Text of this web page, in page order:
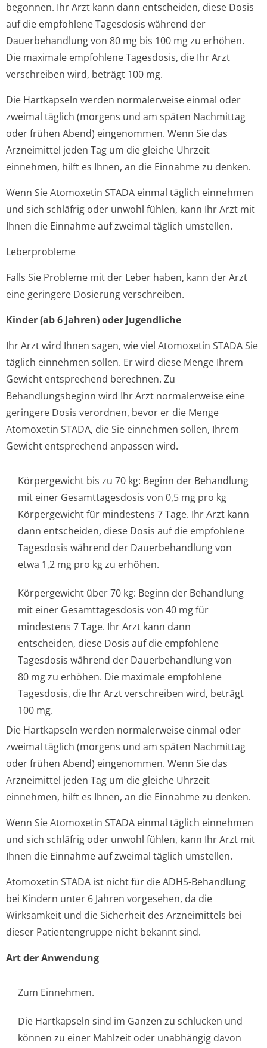
begonnen. Ihr Arzt kann dann entscheiden, diese Dosis
auf die empfohlene Tagesdosis während der
Dauerbehandlung von 80 mg bis 100 mg zu erhöhen.
Die maximale empfohlene Tagesdosis, die Ihr Arzt
verschreiben wird, beträgt 100 mg.
Die Hartkapseln werden normalerweise einmal oder
zweimal täglich (morgens und am späten Nachmittag
oder frühen Abend) eingenommen. Wenn Sie das
Arzneimittel jeden Tag um die gleiche Uhrzeit
einnehmen, hilft es Ihnen, an die Einnahme zu denken.
Wenn Sie Atomoxetin STADA einmal täglich einnehmen
und sich schläfrig oder unwohl fühlen, kann Ihr Arzt mit
Ihnen die Einnahme auf zweimal täglich umstellen.
Leberprobleme
Falls Sie Probleme mit der Leber haben, kann der Arzt
eine geringere Dosierung verschreiben.
Kinder (ab 6 Jahren) oder Jugendliche
Ihr Arzt wird Ihnen sagen, wie viel Atomoxetin STADA Sie
täglich einnehmen sollen. Er wird diese Menge Ihrem
Gewicht entsprechend berechnen. Zu
Behandlungsbeginn wird Ihr Arzt normalerweise eine
geringere Dosis verordnen, bevor er die Menge
Atomoxetin STADA, die Sie einnehmen sollen, Ihrem
Gewicht entsprechend anpassen wird.
Körpergewicht bis zu 70 kg: Beginn der Behandlung
mit einer Gesamttagesdosis von 0,5 mg pro kg
Körpergewicht für mindestens 7 Tage. Ihr Arzt kann
dann entscheiden, diese Dosis auf die empfohlene
Tagesdosis während der Dauerbehandlung von
etwa 1,2 mg pro kg zu erhöhen.
Körpergewicht über 70 kg: Beginn der Behandlung
mit einer Gesamttagesdosis von 40 mg für
mindestens 7 Tage. Ihr Arzt kann dann
entscheiden, diese Dosis auf die empfohlene
Tagesdosis während der Dauerbehandlung von
80 mg zu erhöhen. Die maximale empfohlene
Tagesdosis, die Ihr Arzt verschreiben wird, beträgt
100 mg.
Die Hartkapseln werden normalerweise einmal oder
zweimal täglich (morgens und am späten Nachmittag
oder frühen Abend) eingenommen. Wenn Sie das
Arzneimittel jeden Tag um die gleiche Uhrzeit
einnehmen, hilft es Ihnen, an die Einnahme zu denken.
Wenn Sie Atomoxetin STADA einmal täglich einnehmen
und sich schläfrig oder unwohl fühlen, kann Ihr Arzt mit
Ihnen die Einnahme auf zweimal täglich umstellen.
Atomoxetin STADA ist nicht für die ADHS-Behandlung
bei Kindern unter 6 Jahren vorgesehen, da die
Wirksamkeit und die Sicherheit des Arzneimittels bei
dieser Patientengruppe nicht bekannt sind.
Art der Anwendung
Zum Einnehmen.
Die Hartkapseln sind im Ganzen zu schlucken und
können zu einer Mahlzeit oder unabhängig davon